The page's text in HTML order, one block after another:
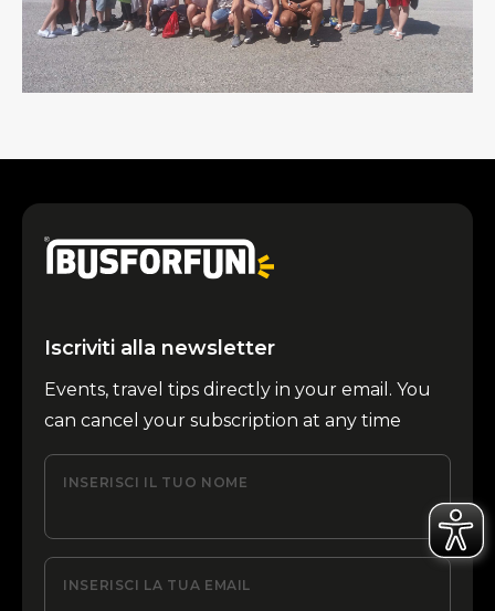
Iscriviti alla newsletter
Events, travel tips directly in your email. You
can cancel your subscription at any time
INSERISCI IL TUO NOME
INSERISCI LA TUA EMAIL